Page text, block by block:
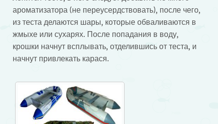
ароматизатора (не переусердствовать), после чего,
из теста делаются шары, которые обваливаются в
жмыхе или сухарях. После попадания в воду,
крошки начнут всплывать, отделившись от теста, и
начнут привлекать карася.